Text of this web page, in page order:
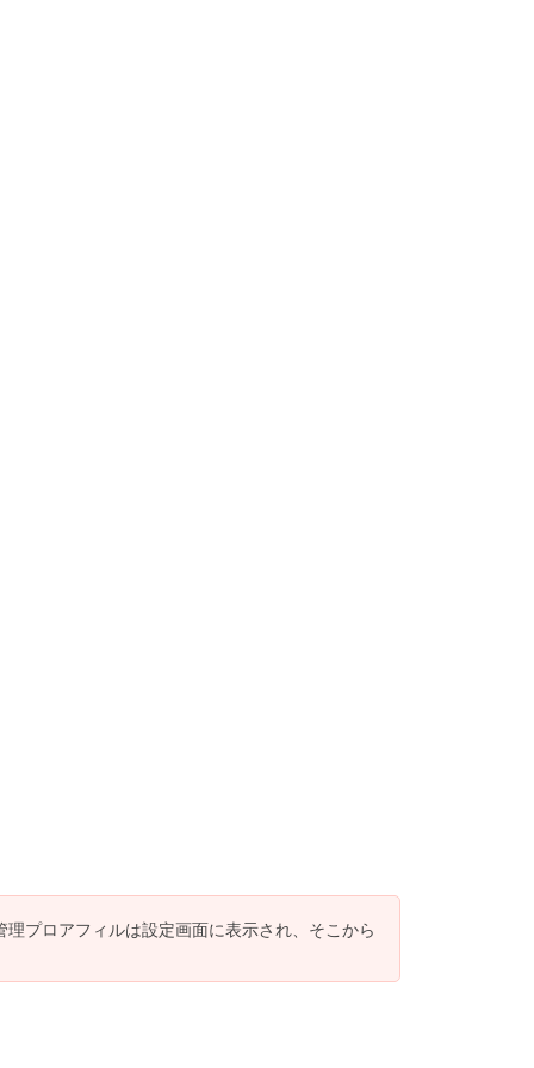
プロアフィルは設定画面に表示され、そこから